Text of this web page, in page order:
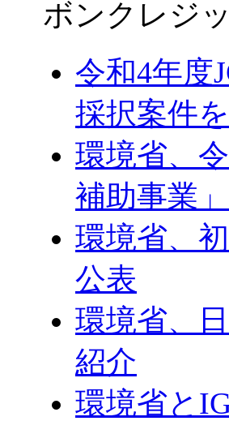
ボンクレジ
令和4年度
採択案件
環境省、
補助事業
環境省、
公表
環境省、
紹介
環境省と